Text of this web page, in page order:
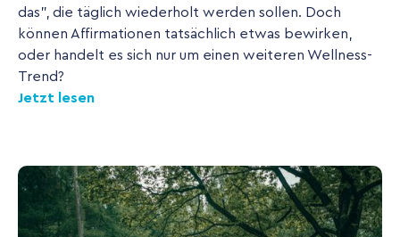
das", die täglich wiederholt werden sollen. Doch
können Affirmationen tatsächlich etwas bewirken,
oder handelt es sich nur um einen weiteren Wellness-
Trend?
Jetzt lesen